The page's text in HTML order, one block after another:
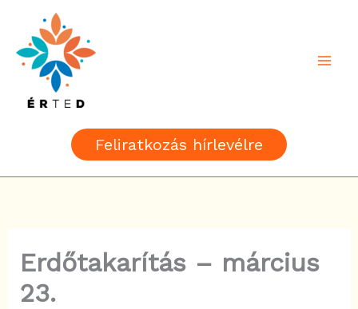
content
Feliratkozás hírlevélre
Erdőtakarítás – március
23.